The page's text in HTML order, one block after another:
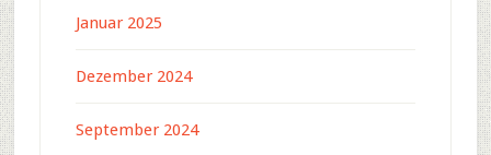
Januar 2025
Dezember 2024
September 2024